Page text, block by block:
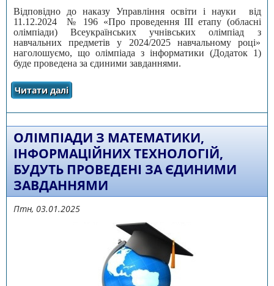
Відповідно до наказу Управління освіти і науки від
11.12.2024 № 196 «Про проведення ІІІ етапу (обласні
олімпіади) Всеукраїнських учнівських олімпіад з
навчальних предметів у 2024/2025 навчальному році»
наголошуємо, що олімпіада з інформатики (Додаток 1)
буде проведена за єдиними завданнями.
Читати далі
ОЛІМПІАДИ З МАТЕМАТИКИ,
ІНФОРМАЦІЙНИХ ТЕХНОЛОГІЙ,
БУДУТЬ ПРОВЕДЕНІ ЗА ЄДИНИМИ
ЗАВДАННЯМИ
Птн, 03.01.2025